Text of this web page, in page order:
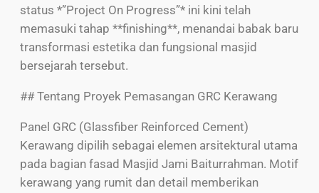
status *”Project On Progress”* ini kini telah
memasuki tahap **finishing**, menandai babak baru
transformasi estetika dan fungsional masjid
bersejarah tersebut.
## Tentang Proyek Pemasangan GRC Kerawang
Panel GRC (Glassfiber Reinforced Cement)
Kerawang dipilih sebagai elemen arsitektural utama
pada bagian fasad Masjid Jami Baiturrahman. Motif
kerawang yang rumit dan detail memberikan